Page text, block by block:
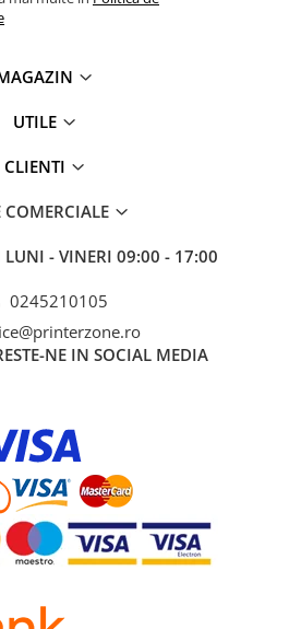
UTILE
CLIENTI
COMERCIALE
LUNI - VINERI 09:00 - 17:00
0245210105
NE IN SOCIAL MEDIA